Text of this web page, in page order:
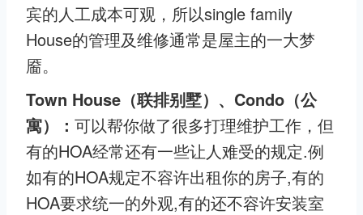
宾的人工成本可观，所以single family
House的管理及维修通常是屋主的一大梦
靥。
Town House（联排别墅）、Condo（公
寓）： 可以帮你做了很多打理维护工作，但
有的HOA经常还有一些让人难受的规定.例
如有的HOA规定不容许出租你的房子,有的
HOA要求统一的外观,有的还不容许安装室